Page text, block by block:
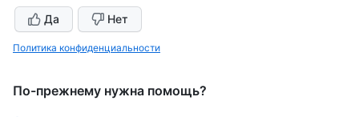
Да Нет
Политика конфиденциальности
По-прежнему нужна помощь?